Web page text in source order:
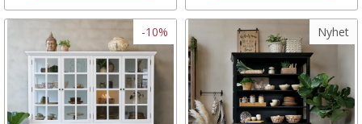
-10% Nyhet